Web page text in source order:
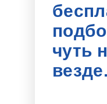
•
с
лишних
новых